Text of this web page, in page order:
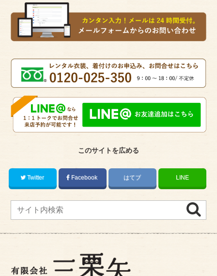
このサイトを広める
Twitter Facebook はてブ LINE